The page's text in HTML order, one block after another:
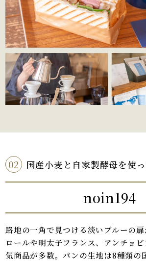
02 国産小麦と自家製酵母を使っ
noin194
路地の一角で見つける淡いブルーの
ロールや明太子フランス、アンチョ
気商品が多数。パンの生地は8種類の